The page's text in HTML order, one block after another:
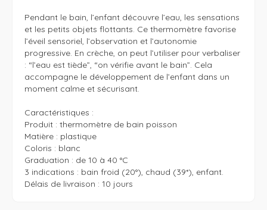
Pendant le bain, l’enfant découvre l’eau, les sensations
et les petits objets flottants. Ce thermomètre favorise
l’éveil sensoriel, l’observation et l’autonomie
progressive. En crèche, on peut l’utiliser pour verbaliser
: “l’eau est tiède”, “on vérifie avant le bain”. Cela
accompagne le développement de l’enfant dans un
moment calme et sécurisant.
Caractéristiques :
Produit : thermomètre de bain poisson
Matière : plastique
Coloris : blanc
Graduation : de 10 à 40 °C
3 indications : bain froid (20°), chaud (39*), enfant.
Délais de livraison : 10 jours